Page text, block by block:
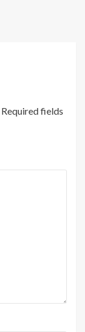
Required fields